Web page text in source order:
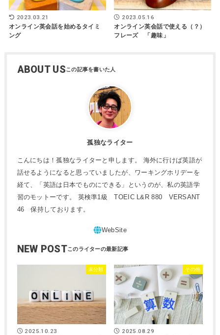
2023.03.21
オンライン英会話を始めるタイミ
ング
2023.05.16
オンライン英会話で使える（？）
フレーズ 「趣味」
ABOUT US
孤独なライター
こんにちは！孤独なライターと申します。 海外に行けば英語が
話せるようになると思っていましたが、ワーキングホリデーを
経て、「英語は日本でものにできる」というのが、私の英語学
習のモットーです。 英検準1級 TOEIC L&R 880 VERSANT
46 保持しております。
NEW POST
未分類
2025.10.23
その他
2025.08.29